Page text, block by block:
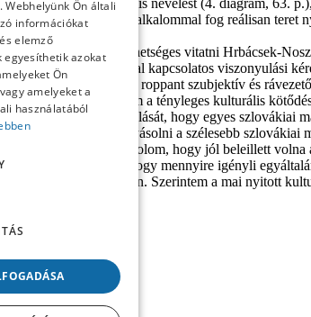
történetében első alkalommal fog reálisan
szerves kiegészítői.
kutatáson alapul, lehetséges vitatni Hrbácsek-
szimbólumokkal kapcsolatos viszonyulási
(61–62. p.). Ezek a roppant szubjektív és
sokat mondanak sem a tényleges kulturális
meg annak a taglalását, hogy egyes szlovákiai
lenne érdemben befolyásolni a szélesebb
Azt viszont gondolom, hogy jól beleillett
peremterületekre, s hogy mennyire igényli
centrumokkal szemben. Szerintem a mai nyitott
Ön általi
információkat
elemző
egyesíthetik azokat
Ön
amelyeket a
használatából